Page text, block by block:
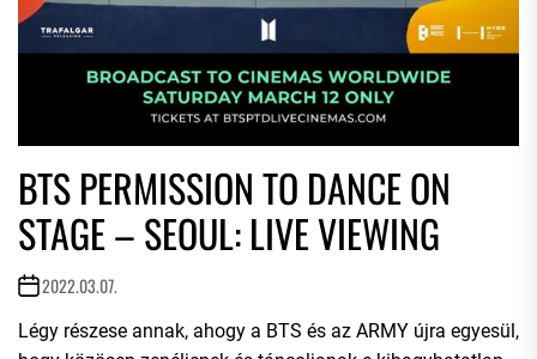
BTS PERMISSION TO DANCE ON
STAGE – SEOUL: LIVE VIEWING
2022.03.07.
Légy részese annak, ahogy a BTS és az ARMY újra egyesül,